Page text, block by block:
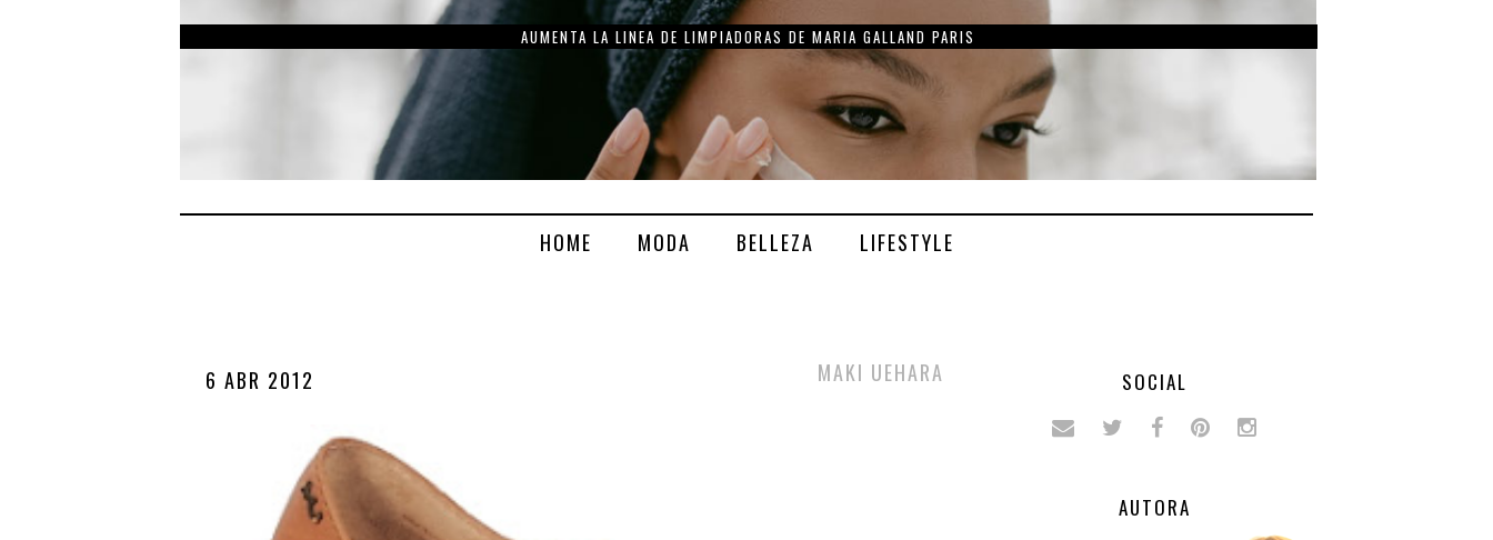
THE CARING, UN SET MUY ESPECIAL DE MARIA GALLAND PARIS
HOME MODA BELLEZA LIFESTYLE
6 ABR 2012 MAKI UEHARA SOCIAL
AUTORA